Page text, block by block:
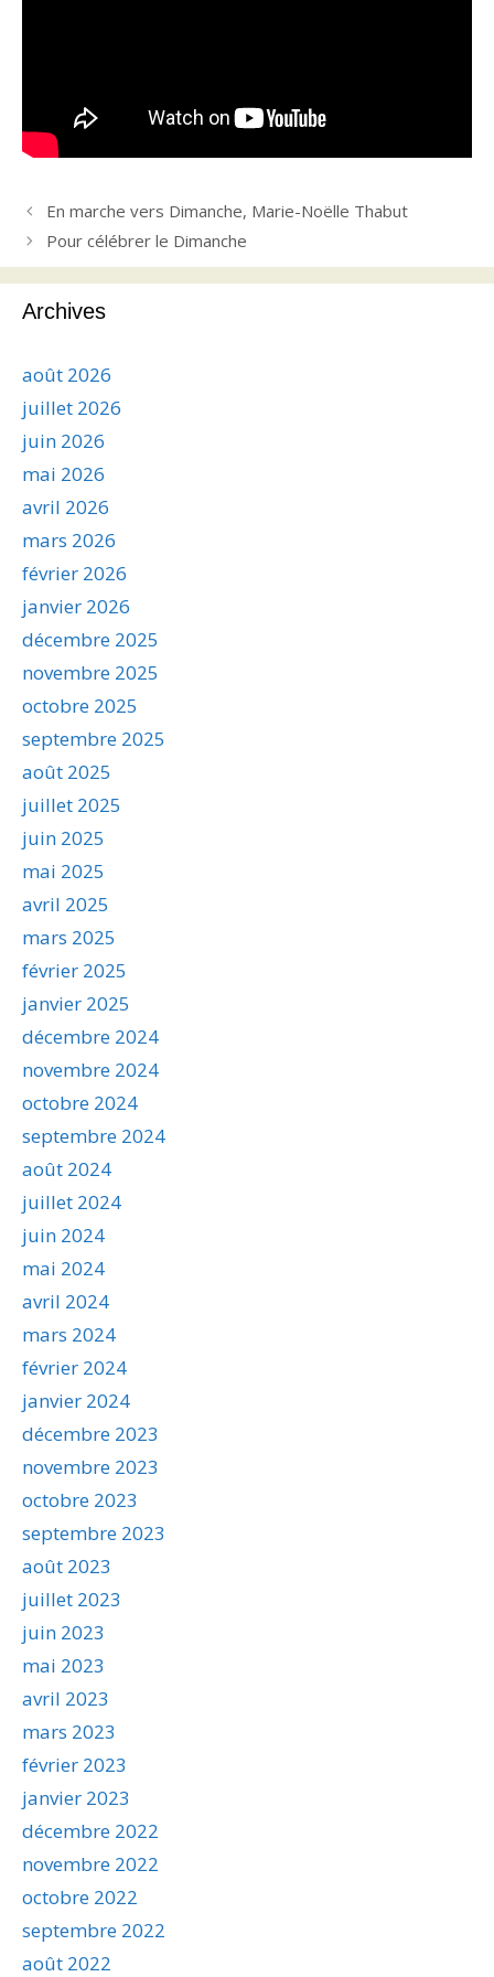
En marche vers Dimanche, Marie-Noëlle Thabut
Pour célébrer le Dimanche
Archives
août 2026
juillet 2026
juin 2026
mai 2026
avril 2026
mars 2026
février 2026
janvier 2026
décembre 2025
novembre 2025
octobre 2025
septembre 2025
août 2025
juillet 2025
juin 2025
mai 2025
avril 2025
mars 2025
février 2025
janvier 2025
décembre 2024
novembre 2024
octobre 2024
septembre 2024
août 2024
juillet 2024
juin 2024
mai 2024
avril 2024
mars 2024
février 2024
janvier 2024
décembre 2023
novembre 2023
octobre 2023
septembre 2023
août 2023
juillet 2023
juin 2023
mai 2023
avril 2023
mars 2023
février 2023
janvier 2023
décembre 2022
novembre 2022
octobre 2022
septembre 2022
août 2022